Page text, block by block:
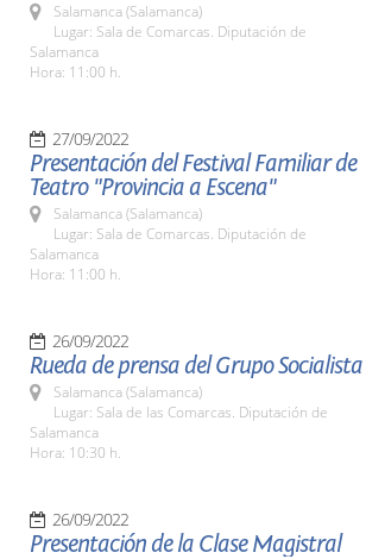
Salamanca (Salamanca)
Lugar: Sala de Comarcas. Diputación de
Salamanca
Hora: 11:00 h.
27/09/2022
Presentación del Festival Familiar de
Teatro "Provincia a Escena"
Salamanca (Salamanca)
Lugar: Sala de Comarcas. Diputación de
Salamanca
Hora: 11:00 h.
26/09/2022
Rueda de prensa del Grupo Socialista
Salamanca (Salamanca)
Lugar: Sala de las Comarcas. Diputación de
Salamanca
Hora: 10:30 h.
26/09/2022
Presentación de la Clase Magistral